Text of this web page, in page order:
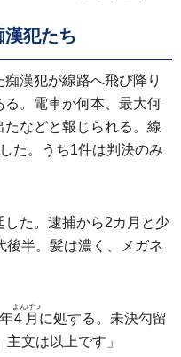
犯たち
漢犯が線路へ飛び降り
。電車が何本、最大何
などと報じられる。線
た。うち1件は判決のみ
た。逮捕から2カ月と少
後半。髪は濃く、メガネ
4月
よんげつ
に処する。未決勾留
文は以上です」